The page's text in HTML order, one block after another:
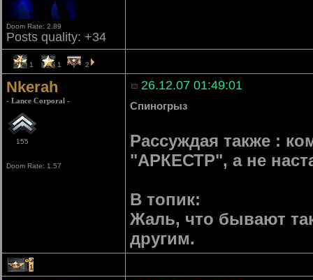
Doom Rate: 2.89
Posts quality: +34
1 1 2
Nkerah
- Lance Corporal -
155
Doom Rate: 1.57
26.12.07 01:49:01
Спиногрыз
Рассуждая также :
"АРКЕСТР", а не
В топик:
Жаль, что бывают
другим.
1